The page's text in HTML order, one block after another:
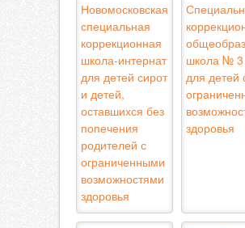
Новомосковская
специальная
коррекционная
школа-интернат
для детей сирот
и детей,
оставшихся без
попечения
родителей с
ограниченными
возможностями
здоровья
школа № 3
для детей
здоровья